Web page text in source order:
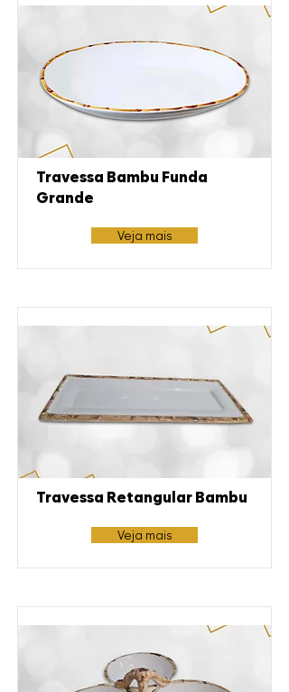
Travessa Bambu Funda
Grande
Veja mais
Travessa Retangular Bambu
Veja mais